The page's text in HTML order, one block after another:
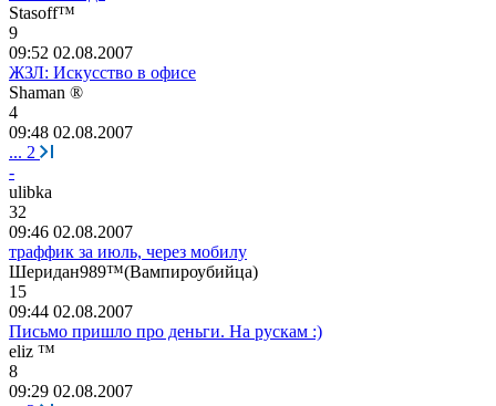
Stasoff™
9
09:52 02.08.2007
ЖЗЛ: Искусство в офисе
Shaman ®
4
09:48 02.08.2007
... 2
-
ulibka
32
09:46 02.08.2007
траффик за июль, через мобилу
Шеридан989™(Вампироубийца)
15
09:44 02.08.2007
Письмо пришло про деньги. На рускам :)
eliz ™
8
09:29 02.08.2007